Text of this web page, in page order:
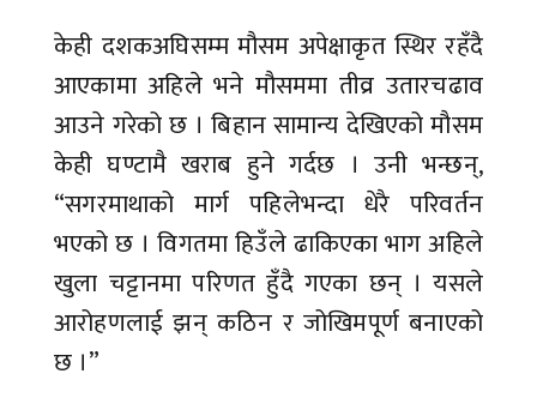
केही दशकअघिसम्म मौसम अपेक्षाकृत स्थिर रहँदै
आएकामा अहिले भने मौसममा तीव्र उतारचढाव
आउने गरेको छ । बिहान सामान्य देखिएको मौसम
केही घण्टामै खराब हुने गर्दछ । उनी भन्छन्,
“सगरमाथाको मार्ग पहिलेभन्दा धेरै परिवर्तन
भएको छ । विगतमा हिउँले ढाकिएका भाग अहिले
खुला चट्टानमा परिणत हुँदै गएका छन् । यसले
आरोहणलाई झन् कठिन र जोखिमपूर्ण बनाएको
छ ।”